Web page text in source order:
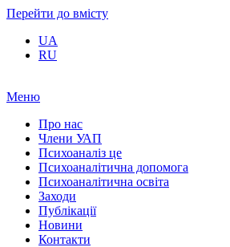
Перейти до вмісту
UA
RU
Меню
Про нас
Члени УАП
Психоаналіз це
Психоаналітична допомога
Психоаналітична освіта
Заходи
Публікації
Новини
Контакти